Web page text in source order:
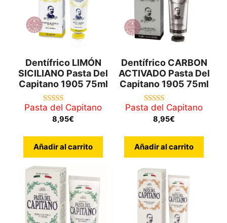
Dentífrico LIMÓN
SICILIANO Pasta Del
Capitano 1905 75ml
5.00
de 5
Pasta del Capitano
8,95€
Añadir al carrito
Dentífrico CARBON
ACTIVADO Pasta Del
Capitano 1905 75ml
4.50
de 5
Pasta del Capitano
8,95€
Añadir al carrito